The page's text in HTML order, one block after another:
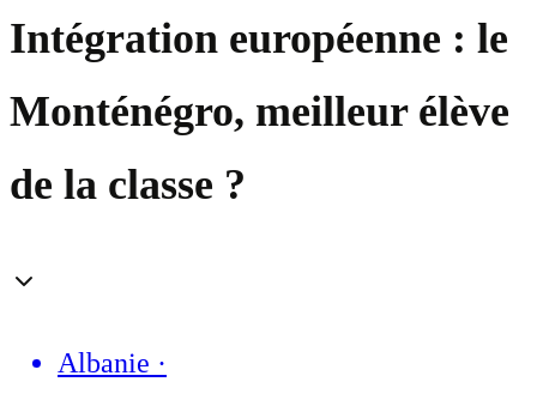
Intégration européenne : le
Monténégro, meilleur élève
de la classe ?
Albanie ·